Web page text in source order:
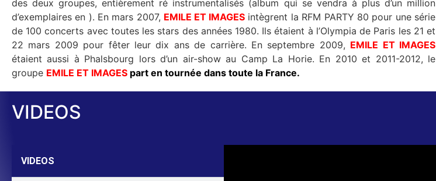
des deux groupes, entièrement ré instrumentalisés (album qui se vendra à plus d’un million
d’exemplaires en ). En mars 2007, EMILE ET IMAGES intègrent la RFM PARTY 80 pour une série
de 100 concerts avec toutes les stars des années 1980. Ils étaient à l’Olympia de Paris les 21 et
22 mars 2009 pour fêter leur dix ans de carrière. En septembre 2009, EMILE ET IMAGES
étaient aussi à Phalsbourg lors d’un air-show au Camp La Horie. En 2010 et 2011-2012, le
groupe EMILE ET IMAGES part en tournée dans toute la France.
VIDEOS
VIDEOS